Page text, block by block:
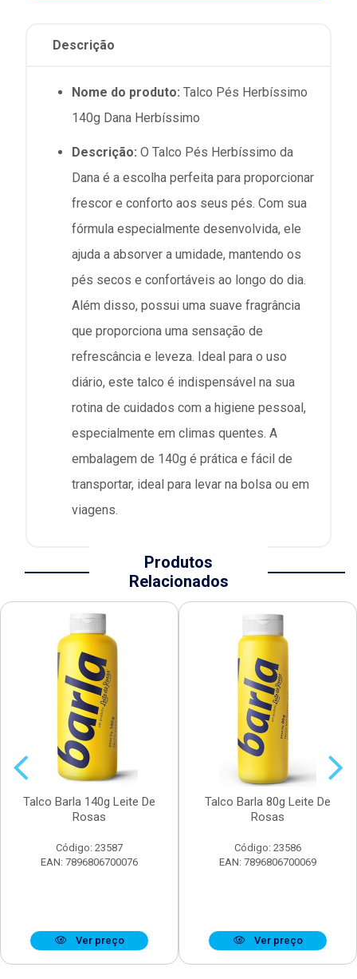
Descrição
Nome do produto: Talco Pés Herbíssimo
140g Dana Herbíssimo
Descrição: O Talco Pés Herbíssimo da
Dana é a escolha perfeita para proporcionar
frescor e conforto aos seus pés. Com sua
fórmula especialmente desenvolvida, ele
ajuda a absorver a umidade, mantendo os
pés secos e confortáveis ao longo do dia.
Além disso, possui uma suave fragrância
que proporciona uma sensação de
refrescância e leveza. Ideal para o uso
diário, este talco é indispensável na sua
rotina de cuidados com a higiene pessoal,
especialmente em climas quentes. A
embalagem de 140g é prática e fácil de
transportar, ideal para levar na bolsa ou em
viagens.
Produtos
Relacionados
Talco Barla 140g Leite De
Rosas
Código: 23587
EAN: 7896806700076
Ver preço
Talco Barla 80g Leite De
Rosas
Código: 23586
EAN: 7896806700069
Ver preço